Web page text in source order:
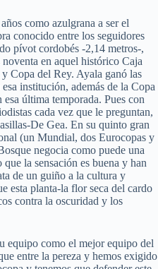
como azulgrana a ser el
conocido entre los seguidores
pívot cordobés -2,14 metros-,
en aquel histórico Caja
Copa del Rey. Ayala ganó las
institución, además de la Copa
última temporada. Pues con
cada vez que le preguntan,
De Gea. En su quinto gran
(un Mundial, dos Eurocopas y
negocia como puede una
la sensación es buena y han
de un guiño a la cultura y
esta planta-la flor seca del cardo
contra la oscuridad y los
equipo como el mejor equipo del
entre la pereza y hemos exigido